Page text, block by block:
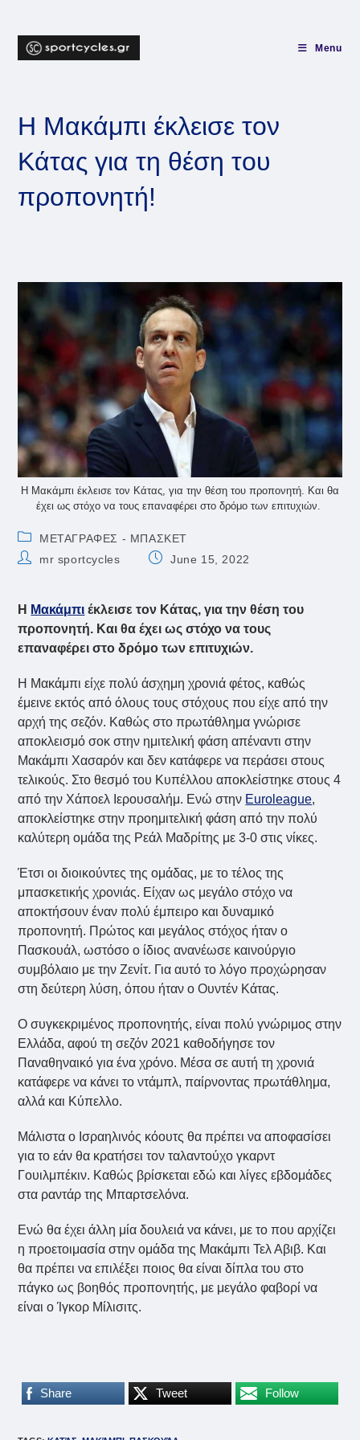
content
Menu
Η Μακάμπι έκλεισε τον
Κάτας για τη θέση του
προπονητή!
Η Μακάμπι έκλεισε τον Κάτας, για την θέση του προπονητή. Και θα
έχει ως στόχο να τους επαναφέρει στο δρόμο των επιτυχιών.
Post
category:
ΜΕΤΑΓΡΑΦΕΣ - ΜΠΑΣΚΕΤ
Postmr sportcycles
PostJune 15, 2022
Η Μακάμπι έκλεισε τον Κάτας, για την θέση του
προπονητή. Και θα έχει ως στόχο να τους
επαναφέρει στο δρόμο των επιτυχιών.
Η Μακάμπι είχε πολύ άσχημη χρονιά φέτος, καθώς
έμεινε εκτός από όλους τους στόχους που είχε από την
αρχή της σεζόν. Καθώς στο πρωτάθλημα γνώρισε
αποκλεισμό σοκ στην ημιτελική φάση απέναντι στην
Μακάμπι Χασαρόν και δεν κατάφερε να περάσει στους
τελικούς. Στο θεσμό του Κυπέλλου αποκλείστηκε στους 4
από την Χάποελ Ιερουσαλήμ. Ενώ στην Euroleague,
αποκλείστηκε στην προημιτελική φάση από την πολύ
καλύτερη ομάδα της Ρεάλ Μαδρίτης με 3-0 στις νίκες.
Έτσι οι διοικούντες της ομάδας, με το τέλος της
μπασκετικής χρονιάς. Είχαν ως μεγάλο στόχο να
αποκτήσουν έναν πολύ έμπειρο και δυναμικό
προπονητή. Πρώτος και μεγάλος στόχος ήταν ο
Πασκουάλ, ωστόσο ο ίδιος ανανέωσε καινούργιο
συμβόλαιο με την Ζενίτ. Για αυτό το λόγο προχώρησαν
στη δεύτερη λύση, όπου ήταν ο Ουντέν Κάτας.
Ο συγκεκριμένος προπονητής, είναι πολύ γνώριμος στην
Ελλάδα, αφού τη σεζόν 2021 καθοδήγησε τον
Παναθηναικό για ένα χρόνο. Μέσα σε αυτή τη χρονιά
κατάφερε να κάνει το ντάμπλ, παίρνοντας πρωτάθλημα,
αλλά και Κύπελλο.
Μάλιστα ο Ισραηλινός κόουτς θα πρέπει να αποφασίσει
για το εάν θα κρατήσει τον ταλαντούχο γκαρντ
Γουιλμπέκιν. Καθώς βρίσκεται εδώ και λίγες εβδομάδες
στα ραντάρ της Μπαρτσελόνα.
Ενώ θα έχει άλλη μία δουλειά να κάνει, με το που αρχίζει
η προετοιμασία στην ομάδα της Μακάμπι Τελ Αβιβ. Και
θα πρέπει να επιλέξει ποιος θα είναι δίπλα του στο
πάγκο ως βοηθός προπονητής, με μεγάλο φαβορί να
είναι ο Ίγκορ Μίλισιτς.
Share Tweet Follow